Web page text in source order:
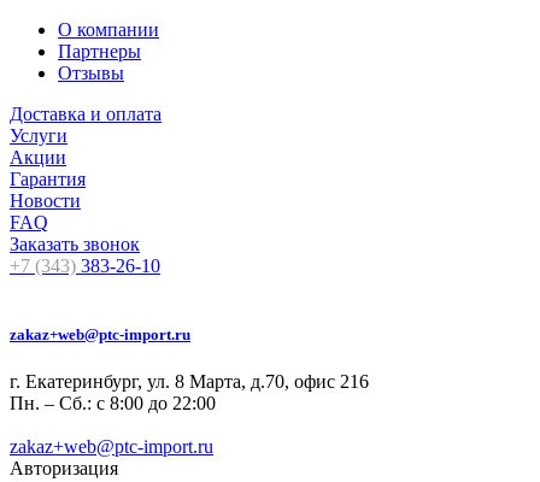
О компании
Партнеры
Отзывы
Доставка и оплата
Услуги
Акции
Гарантия
Новости
FAQ
Заказать звонок
+7 (343) 383-26-10
zakaz+web@ptc-import.ru
г. Екатеринбург, ул. 8 Марта, д.70, офис 216
Пн. – Сб.: с 8:00 до 22:00
zakaz+web@ptc-import.ru
Авторизация